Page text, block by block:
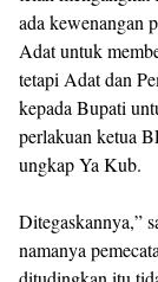
ada kewenangan
Adat untuk
tetapi Adat dan
kepada Bupati
perlakuan ketua
ungkap Ya Kub.
Ditegaskannya,”
namanya